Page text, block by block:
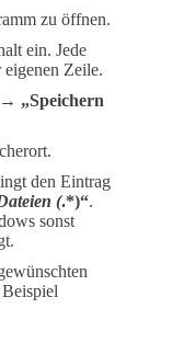
zu öffnen.
ein. Jede
Zeile.
→ „Speichern
den Eintrag
(.*)“.
sonst